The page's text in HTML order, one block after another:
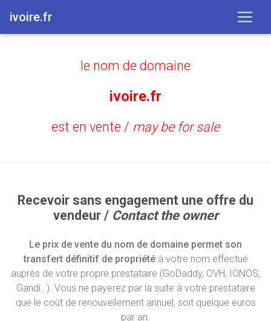
ivoire.fr
le nom de domaine
ivoire.fr
est en vente / may be for sale
Recevoir sans engagement une offre du
vendeur / Contact the owner
Le prix de vente du nom de domaine permet son
transfert définitif de propriétéà votre nom effectué
auprès de votre propre prestataire (GoDaddy, OVH, IONOS,
Gandi…). Vous ne payerez par la suite à votre prestataire
que le coût de renouvellement annuel, soit quelque euros
par an.